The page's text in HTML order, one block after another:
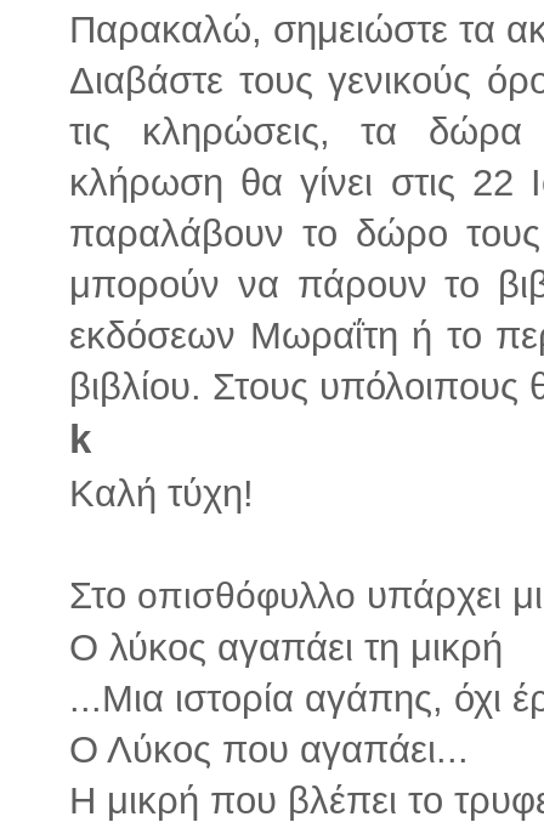
Παρακαλώ, σημειώστε τα
Διαβάστε τους γενικούς
τις κληρώσεις, τα
κλήρωση θα γίνει στις 22
παραλάβουν το δώρο
μπορούν να πάρουν το
εκδόσεων Μωραΐτη ή το
βιβλίου. Στους
k
Καλή τύχη!
Στο οπισθόφυλλο υπάρχει
Ο λύκος αγαπάει τη μικρή
...Μια ιστορία αγάπης, όχι
Ο Λύκος που αγαπάει...
Η μικρή που βλέπει το